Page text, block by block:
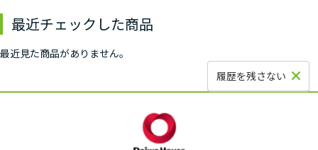
最近チェックした商品
最近見た商品がありません。
履歴を残さない